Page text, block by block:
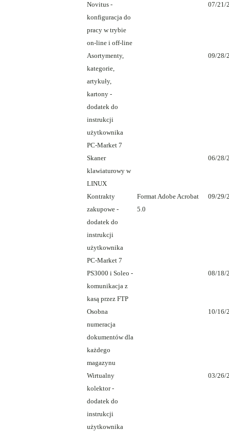
Novitus -
konfiguracja do
pracy w trybie
on-line i off-line
07/21/
Asortymenty,
kategorie,
artykuły,
kartony -
dodatek do
instrukcji
użytkownika
PC-Market 7
09/28/
Skaner
klawiaturowy w
LINUX
06/28/
Kontrakty
zakupowe -
dodatek do
instrukcji
użytkownika
PC-Market 7
Format Adobe Acrobat
5.0
09/29/
PS3000 i Soleo -
komunikacja z
kasą przez FTP
08/18/
Osobna
numeracja
dokumentów dla
każdego
magazynu
10/16/
Wirtualny
kolektor -
dodatek do
instrukcji
użytkownika
03/26/